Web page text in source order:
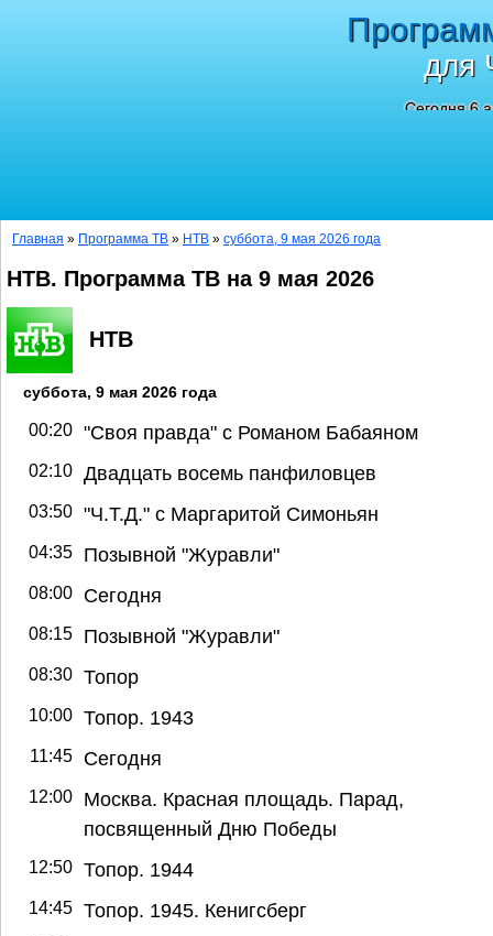
для
Сегодня 6
Главная » Программа ТВ » НТВ » суббота, 9 мая 2026 года
НТВ. Программа ТВ на 9 мая 2026
НТВ
суббота, 9 мая 2026 года
00:20 "Своя правда" с Романом Бабаяном
02:10 Двадцать восемь панфиловцев
03:50 "Ч.T.Д." с Маргаритой Симоньян
04:35 Позывной "Журавли"
08:00 Сегодня
08:15 Позывной "Журавли"
08:30 Топор
10:00 Топор. 1943
11:45 Сегодня
12:00
Москва. Красная площадь. Парад,
посвященный Дню Победы
12:50 Топор. 1944
14:45 Топор. 1945. Кенигсберг